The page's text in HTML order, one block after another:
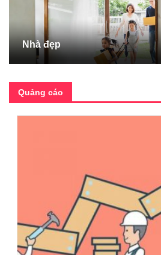
Nhà đẹp
Quảng cáo